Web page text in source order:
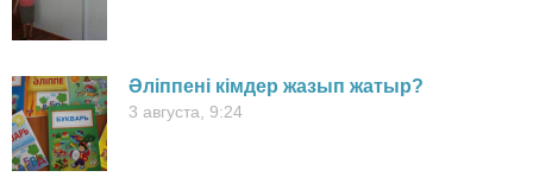
Әліппені кімдер жазып жатыр?
3 августа, 9:24